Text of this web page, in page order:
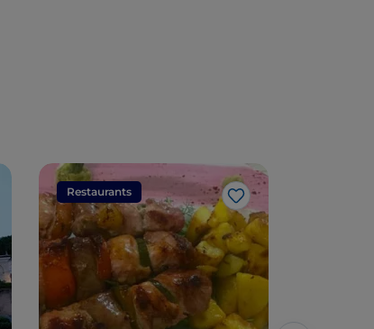
Restaurants
Like